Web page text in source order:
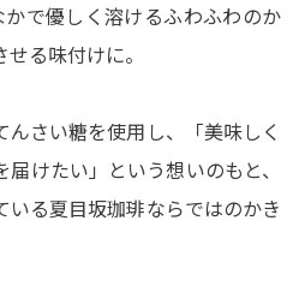
で優しく溶けるふわふわのか
る味付けに。
さい糖を使用し、「美味しく
けたい」という想いのもと、
る夏目坂珈琲ならではのかき